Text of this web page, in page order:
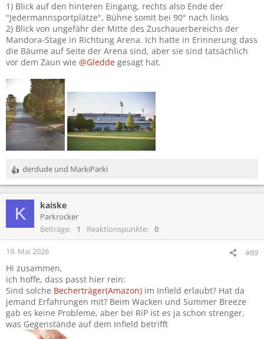
1) Blick auf den hinteren Eingang, rechts also Ende der
"Jedermannsportplätze", Bühne somit bei 90° nach links
2) Blick von ungefähr der Mitte des Zuschauerbereichs der
Mandora-Stage in Richtung Arena. Ich hatte in Erinnerung dass
die Bäume auf Seite der Arena sind, aber sie sind tatsächlich
vor dem Zaun wie @Gledde gesagt hat.
R
e
i
o
n
n
:
derdude und MarkiParki
K kaiske
Parkrocker
Beiträge
1 Reaktionspunkte 0
19. Mai 2026 #89
Hi zusammen,
ich hoffe, dass passt hier rein:
Sind solche Becherträger(Amazon) im Infield erlaubt? Hat da
jemand Erfahrungen mit? Beim Wacken und Summer Breeze
gab es keine Probleme, aber bei RiP ist es ja schon strenger,
was Gegenstände auf dem Infield betrifft